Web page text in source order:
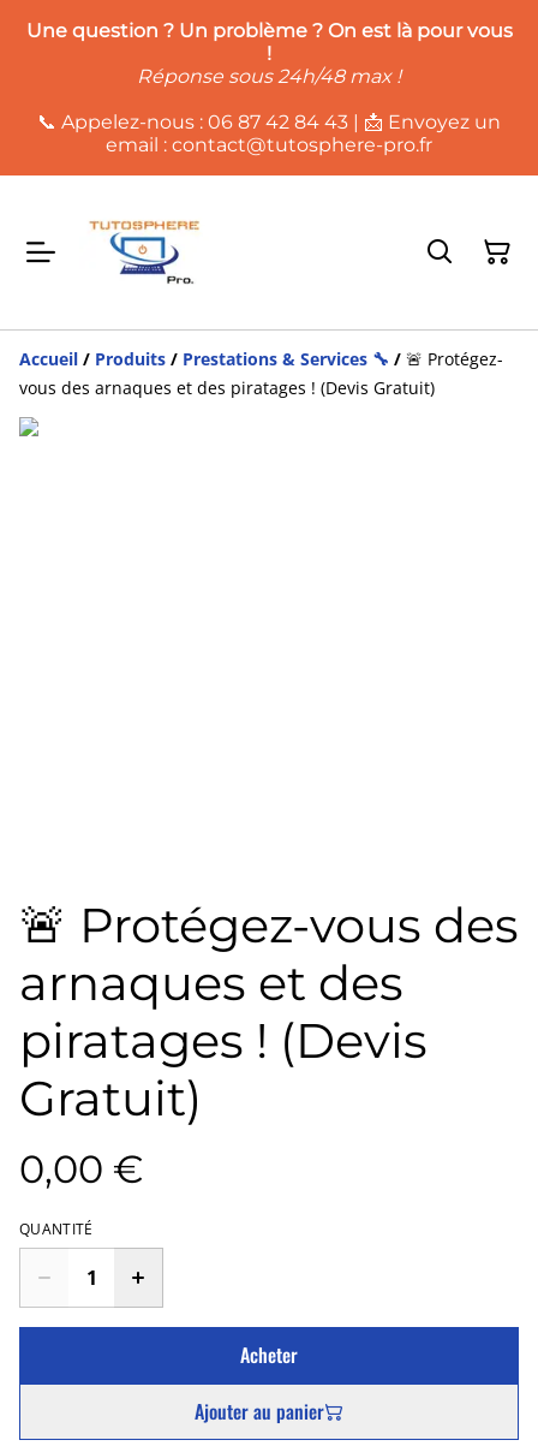
Une question ? Un problème ? On est là pour vous
!
Réponse sous 24h/48 max !
📞 Appelez-nous : 06 87 42 84 43 | 📩 Envoyez un
email : contact@tutosphere-pro.fr
Accueil / Produits / Prestations & Services 🔧 / 🚨 Protégez-
vous des arnaques et des piratages ! (Devis Gratuit)
🚨 Protégez-vous des
arnaques et des
piratages ! (Devis
Gratuit)
0,00 €
QUANTITÉ
Acheter
Ajouter au panier